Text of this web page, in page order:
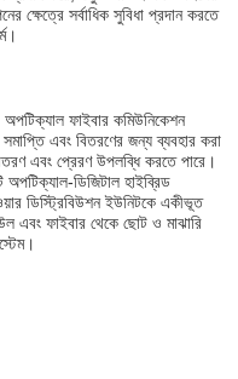
ক্ষেত্রে সর্বাধিক সুবিধা প্রদান করতে
ফাইবার কমিউনিকেশন
এবং বিতরণের জন্য ব্যবহার করা
এবং প্রেরণ উপলব্ধি করতে পারে।
অপটিক্যাল-ডিজিটাল হাইব্রিড
ডিস্ট্রিবিউশন ইউনিটকে একীভূত
এবং ফাইবার থেকে ছোট ও মাঝারি